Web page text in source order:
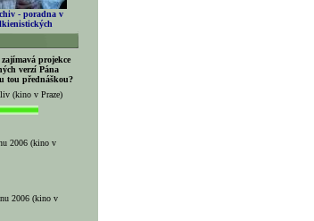
- poradna v
projekce
verzí Pána
tou přednáškou?
(kino v Praze)
2006 (kino v
2006 (kino v